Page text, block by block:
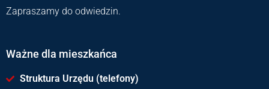
Zapraszamy do odwiedzin.
Ważne dla mieszkańca
Struktura Urzędu (telefony)